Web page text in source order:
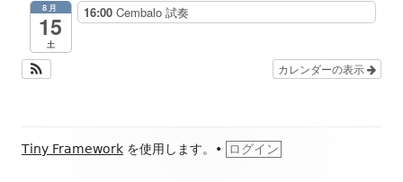
8月
15
土
16:00 Cembalo 試奏
カレンダーの表示
フ
Tiny Framework を使用します。 • ログイン